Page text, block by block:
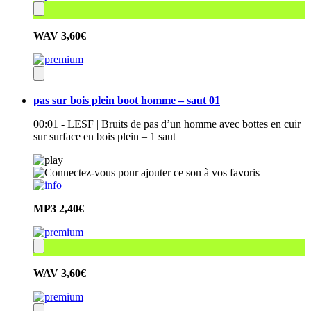
WAV 3,60€
pas sur bois plein boot homme – saut 01
00:01 - LESF | Bruits de pas d’un homme avec bottes en cuir
sur surface en bois plein – 1 saut
MP3 2,40€
WAV 3,60€